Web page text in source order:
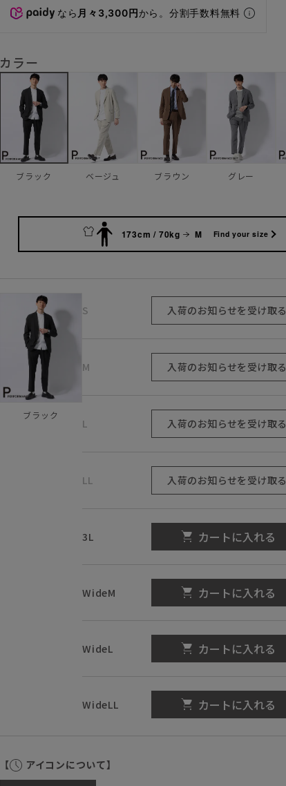
なら 月々3,300円から。分割手数料無料
カラー
ブラック ベージュ ブラウン グレー
173cm / 70kg M Find your size
ブラック
S 入荷のお知らせを受け取る
M 入荷のお知らせを受け取る
L 入荷のお知らせを受け取る
LL 入荷のお知らせを受け取る
3L カートに入れる
WideM カートに入れる
WideL カートに入れる
WideLL カートに入れる
【 アイコンについて】